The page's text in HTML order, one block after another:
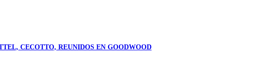
CECOTTO, REUNIDOS EN GOODWOOD